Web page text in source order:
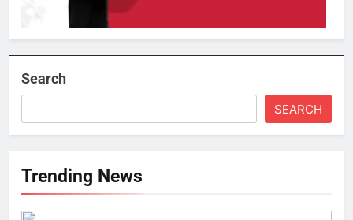
Search
SEARCH
Trending News